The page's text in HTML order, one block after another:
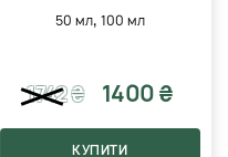
50 мл, 100 мл
1742₴ 1400 ₴
КУПИТИ